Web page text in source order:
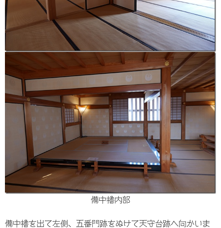
備中櫓内部
備中櫓を出て左側、五番門跡をぬけて天守台跡へ向かいま